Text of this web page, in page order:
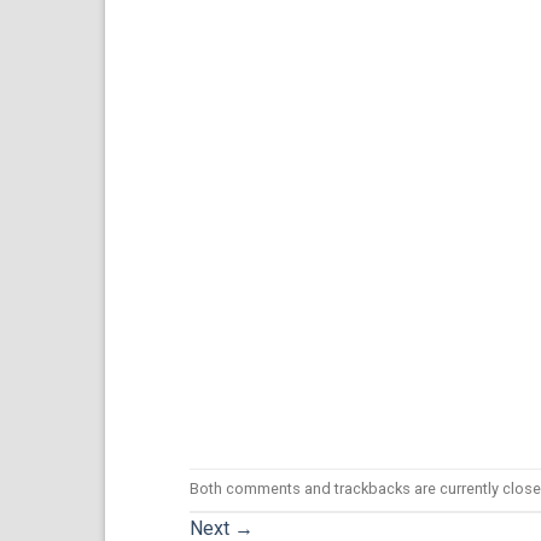
Both comments and trackbacks are currently
Next →